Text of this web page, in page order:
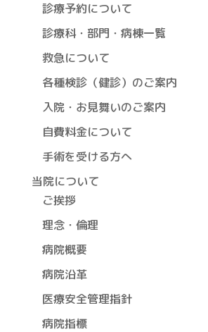
診療予約について
診療科・部門・病棟一覧
救急について
各種検診（健診）のご案内
入院・お見舞いのご案内
自費料金について
手術を受ける方へ
当院について
ご挨拶
理念・倫理
病院概要
病院沿革
医療安全管理指針
病院指標